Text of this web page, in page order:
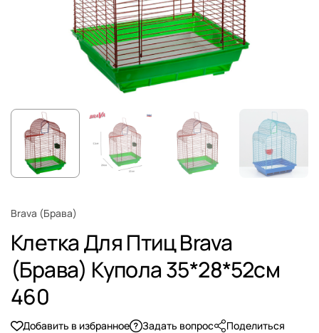
Brava (Брава)
Клетка Для Птиц Brava
(Брава) Купола 35*28*52см
460
Добавить в избранное Задать вопрос Поделиться